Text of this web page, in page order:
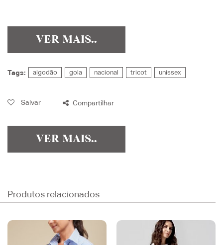
VER MAIS..
Tags: algodão gola nacional tricot unissex
Salvar Compartilhar
VER MAIS..
Produtos relacionados